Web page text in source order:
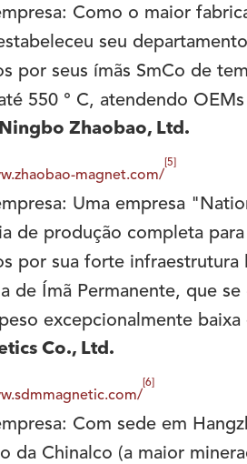
Como o maior
seu
por seus ímãs SmCo de
550 ° C, atendendo
Zhaobao, Ltd.
magnet.com/
[5]
Uma empresa
de produção completa
por sua forte
de Ímã Permanente, que
excepcionalmente
Co., Ltd.
[6]
Com sede em
da Chinalco (a maior